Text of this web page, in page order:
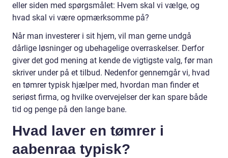
eller siden med spørgsmålet: Hvem skal vi vælge, og
hvad skal vi være opmærksomme på?
Når man investerer i sit hjem, vil man gerne undgå
dårlige løsninger og ubehagelige overraskelser. Derfor
giver det god mening at kende de vigtigste valg, før man
skriver under på et tilbud. Nedenfor gennemgår vi, hvad
en tømrer typisk hjælper med, hvordan man finder et
seriøst firma, og hvilke overvejelser der kan spare både
tid og penge på den lange bane.
Hvad laver en tømrer i
aabenraa typisk?